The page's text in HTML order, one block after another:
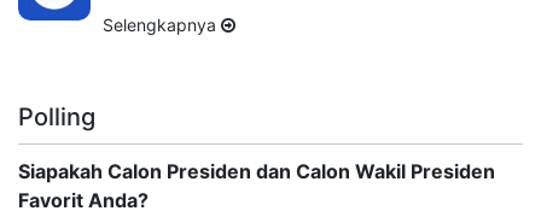
Selengkapnya
Polling
Siapakah Calon Presiden dan Calon Wakil Presiden
Favorit Anda?